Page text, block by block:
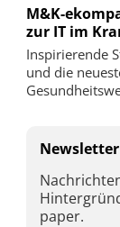
M&K-
zur IT im
Inspirierende
und die
paper.